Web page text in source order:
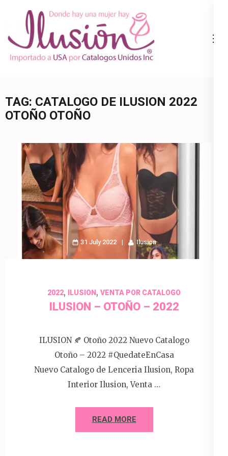
content
(Press
Ropa Interior
800.825.9452
TAG: CATALOGO DE ILUSION 2022
OTOÑO OTOÑO
31 July 2022 Ilusion
2022, ILUSION , VENTA POR CATALOGO
ILUSION – OTOÑO – 2022
ILUSION 🍂 Otoño 2022 Nuevo Catalogo
Otoño – 2022 #QuedateEnCasa
Nuevo Catalogo de Lenceria Ilusion, Ropa
Interior Ilusion, Venta …
READ MORE